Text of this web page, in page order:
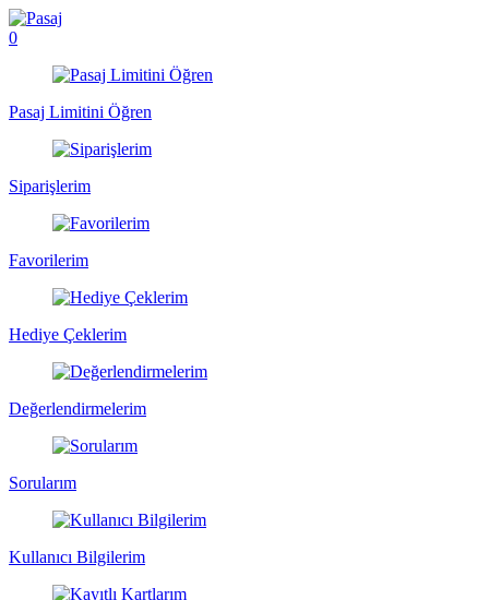
0
Pasaj Limitini Öğren
Siparişlerim
Favorilerim
Hediye Çeklerim
Değerlendirmelerim
Sorularım
Kullanıcı Bilgilerim